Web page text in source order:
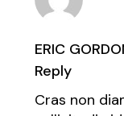
ERIC
Reply
Cras non